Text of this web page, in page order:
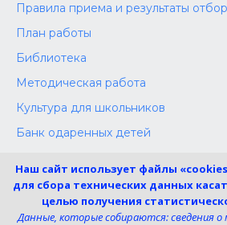
Правила приема и результаты
План работы
Библиотека
Методическая работа
Культура для школьников
Банк одаренных детей
Независимая оценка
Меры поддержки участников СВО
Наш сайт использует файлы
для сбора технических данных
целью получения
Данные, которые собираются: сведения